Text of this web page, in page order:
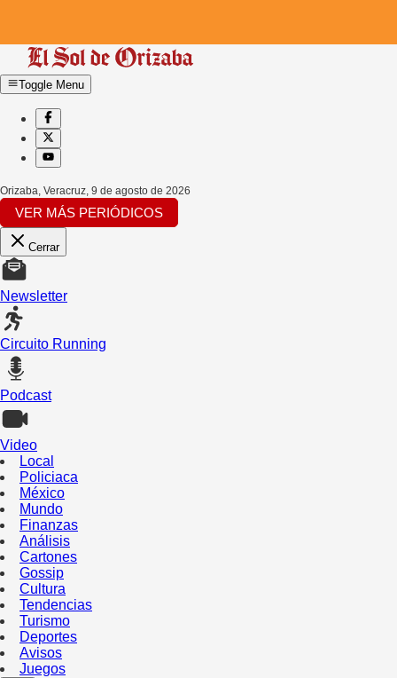
Toggle Menu
Orizaba, Veracruz, 9 de agosto de 2026
VER MÁS PERIÓDICOS
Cerrar
Newsletter
Circuito Running
Podcast
Video
Local
Policiaca
México
Mundo
Finanzas
Análisis
Cartones
Gossip
Cultura
Tendencias
Turismo
Deportes
Avisos
Juegos